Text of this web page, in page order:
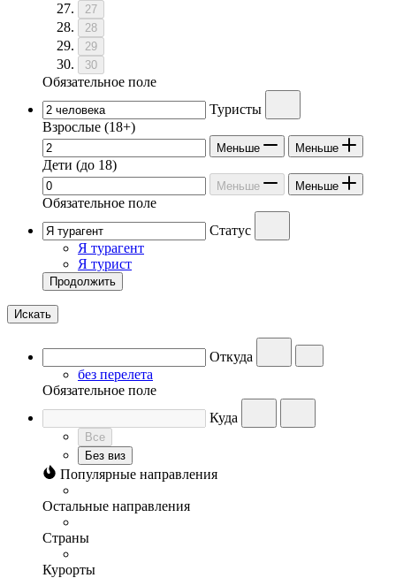
27
28
29
30
Обязательное поле
Туристы
Взрослые (18+)
Меньше Меньше
Дети (до 18)
Меньше Меньше
Обязательное поле
Статус
Я турагент
Я турист
Продолжить
Искать
Откуда
без перелета
Обязательное поле
Куда
Все
Без виз
Популярные направления
Остальные направления
Страны
Курорты